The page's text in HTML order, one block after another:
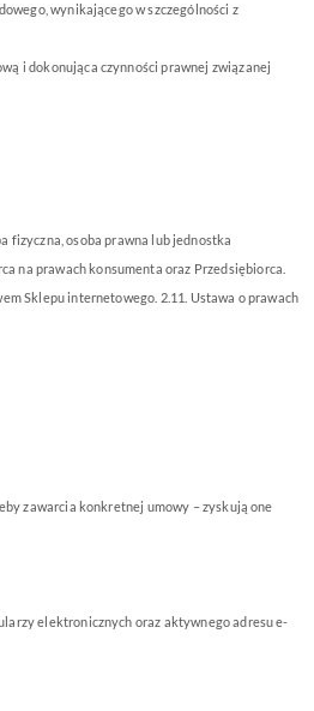
wynikającego w szczególności z
i dokonująca czynności prawnej związanej
fizyczna, osoba prawna lub jednostka
na prawach konsumenta oraz Przedsiębiorca.
Sklepu internetowego. 2.11. Ustawa o prawach
zawarcia konkretnej umowy – zyskują one
elektronicznych oraz aktywnego adresu e-